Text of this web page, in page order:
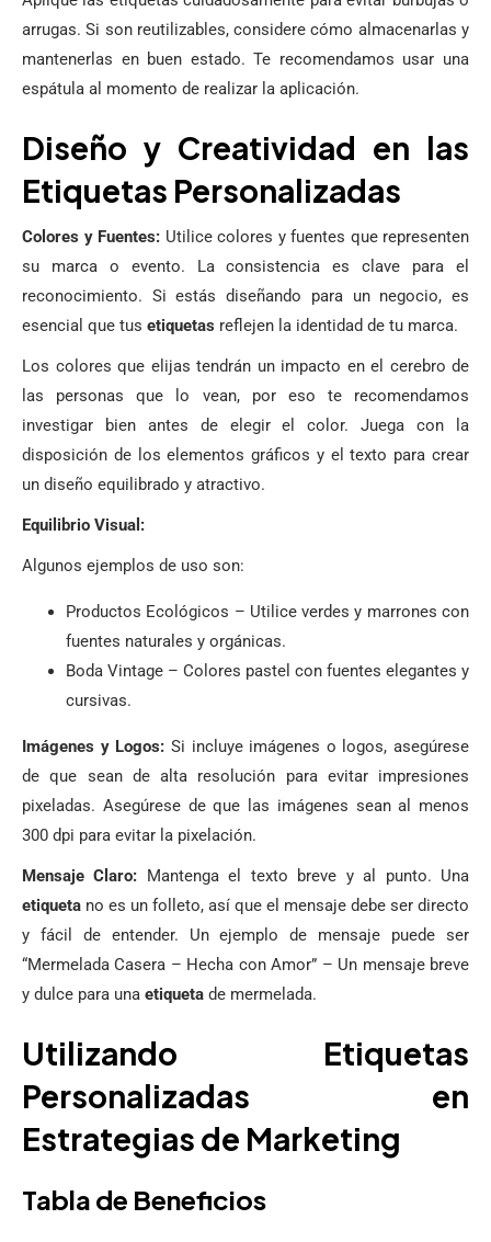
arrugas. Si son reutilizables, considere cómo almacenarlas y
mantenerlas en buen estado. Te recomendamos usar una
espátula al momento de realizar la aplicación.
Diseño y Creatividad en las
Etiquetas Personalizadas
Colores y Fuentes: Utilice colores y fuentes que representen
su marca o evento. La consistencia es clave para el
reconocimiento. Si estás diseñando para un negocio, es
esencial que tus etiquetas reflejen la identidad de tu marca.
Los colores que elijas tendrán un impacto en el cerebro de
las personas que lo vean, por eso te recomendamos
investigar bien antes de elegir el color. Juega con la
disposición de los elementos gráficos y el texto para crear
un diseño equilibrado y atractivo.
Equilibrio Visual:
Algunos ejemplos de uso son:
Productos Ecológicos – Utilice verdes y marrones con
fuentes naturales y orgánicas.
Boda Vintage – Colores pastel con fuentes elegantes y
cursivas.
Imágenes y Logos: Si incluye imágenes o logos, asegúrese
de que sean de alta resolución para evitar impresiones
pixeladas. Asegúrese de que las imágenes sean al menos
300 dpi para evitar la pixelación.
Mensaje Claro: Mantenga el texto breve y al punto. Una
etiqueta no es un folleto, así que el mensaje debe ser directo
y fácil de entender. Un ejemplo de mensaje puede ser
“Mermelada Casera – Hecha con Amor” – Un mensaje breve
y dulce para una etiqueta de mermelada.
Utilizando Etiquetas
Personalizadas en
Estrategias de Marketing
Tabla de Beneficios